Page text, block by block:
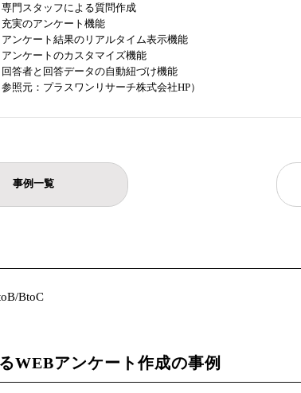
専門スタッフによる質問作成
充実のアンケート機能
アンケート結果のリアルタイム表示機能
アンケートのカスタマイズ機能
回答者と回答データの自動紐づけ機能
参照元：プラスワンリサーチ株式会社HP）
事例一覧
BtoC
WEBアンケート作成の事例